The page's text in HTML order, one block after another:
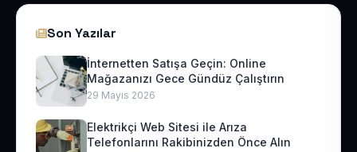
Son Yazılar
İnternetten Satışa Geçin: Online
Mağazanızı Gece Gündüz Çalıştırın
29 Mayıs 2026
Elektrikçi Web Sitesi ile Arıza
Telefonlarını Rakibinizden Önce Alın